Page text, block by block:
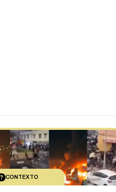
CONTEXTO